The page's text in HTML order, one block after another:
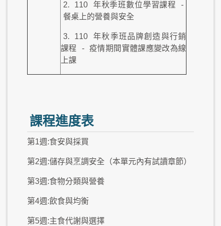
2. 110 年秋季班數位學習課程
-
餐桌上的營養與安全
3. 110
年秋季班品牌創造與行銷
課程
-
疫情期間實體課應變改為線
上課
課程進度表
第1週:食安與採買
第2週:儲存與烹調安全（本單元內有試讀章節）
第3週:食物分類與營養
第4週:飲食與均衡
第5週:主食代謝與選擇